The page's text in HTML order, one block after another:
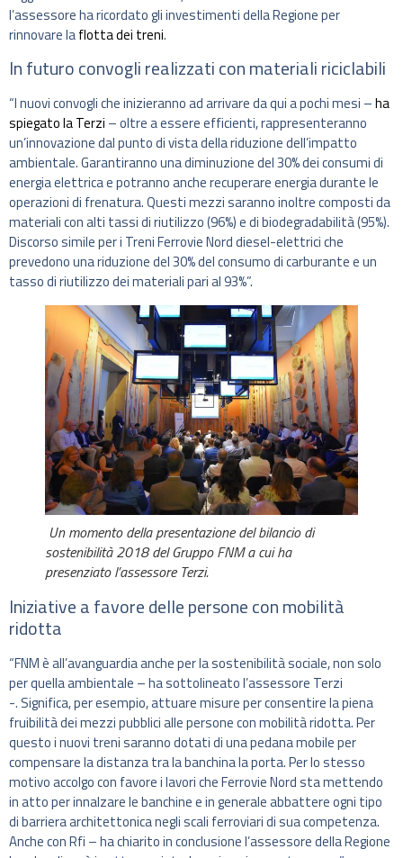
l’assessore ha ricordato gli investimenti della Regione per
rinnovare laflotta dei treni.
In futuro convogli realizzati con materiali riciclabili
“I nuovi convogli che inizieranno ad arrivare da qui a pochi mesi –ha
spiegato la Terzi – oltre a essere efficienti, rappresenteranno
un’innovazione dal punto di vista della riduzione dell’impatto
ambientale. Garantiranno una diminuzione del 30% dei consumi di
energia elettrica e potranno anche recuperare energia durante le
operazioni di frenatura. Questi mezzi saranno inoltre composti da
materiali con alti tassi di riutilizzo (96%) e di biodegradabilità (95%).
Discorso simile per i Treni Ferrovie Nord diesel-elettrici che
prevedono una riduzione del 30% del consumo di carburante e un
tasso di riutilizzo dei materiali pari al 93%”.
Un momento della presentazione del bilancio di
sostenibilità 2018 del Gruppo FNM a cui ha
presenziato l’assessore Terzi.
Iniziative a favore delle persone con mobilità
ridotta
“FNM è all’avanguardia anche per la sostenibilità sociale, non solo
per quella ambientale – ha sottolineato l’assessore Terzi
-. Significa, per esempio, attuare misure per consentire la piena
fruibilità dei mezzi pubblici alle persone con mobilità ridotta. Per
questo i nuovi treni saranno dotati di una pedana mobile per
compensare la distanza tra la banchina la porta. Per lo stesso
motivo accolgo con favore i lavori che Ferrovie Nord sta mettendo
in atto per innalzare le banchine e in generale abbattere ogni tipo
di barriera architettonica negli scali ferroviari di sua competenza.
Anche con Rfi – ha chiarito in conclusione l’assessore della Regione